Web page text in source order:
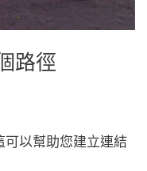
路徑
可以幫助您建立連結